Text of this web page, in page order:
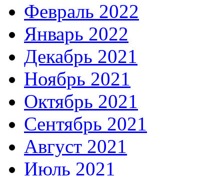
Февраль 2022
Январь 2022
Декабрь 2021
Ноябрь 2021
Октябрь 2021
Сентябрь 2021
Август 2021
Июль 2021